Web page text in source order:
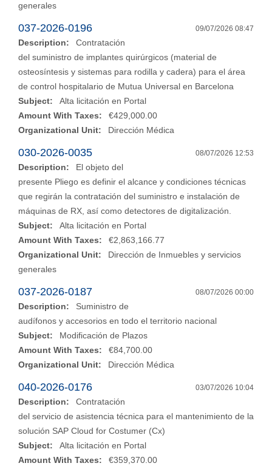
generales
09/07/2026 08:47
037-2026-0196
Description:
Contratación
del suministro de implantes quirúrgicos (material de
osteosíntesis y sistemas para rodilla y cadera) para el área
de control hospitalario de Mutua Universal en Barcelona
Subject:
Alta licitación en Portal
Amount With Taxes:
€429,000.00
Organizational Unit:
Dirección Médica
08/07/2026 12:53
030-2026-0035
Description:
El objeto del
presente Pliego es definir el alcance y condiciones técnicas
que regirán la contratación del suministro e instalación de
máquinas de RX, así como detectores de digitalización.
Subject:
Alta licitación en Portal
Amount With Taxes:
€2,863,166.77
Organizational Unit:
Dirección de Inmuebles y servicios
generales
08/07/2026 00:00
037-2026-0187
Description:
Suministro de
audífonos y accesorios en todo el territorio nacional
Subject:
Modificación de Plazos
Amount With Taxes:
€84,700.00
Organizational Unit:
Dirección Médica
03/07/2026 10:04
040-2026-0176
Description:
Contratación
del servicio de asistencia técnica para el mantenimiento de la
solución SAP Cloud for Costumer (Cx)
Subject:
Alta licitación en Portal
Amount With Taxes:
€359,370.00